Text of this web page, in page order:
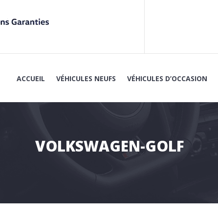
ACCUEIL VÉHICULES NEUFS VÉHICULES D’OCCASION
VOLKSWAGEN-GOLF